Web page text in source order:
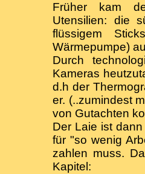
Früher kam
Utensilien: die
flüssigem
Wärmepumpe)
Durch
Kameras
d.h der
er. (..zumindest
von Gutachten
Der Laie ist
für "so wenig
zahlen muss.
Kapitel: